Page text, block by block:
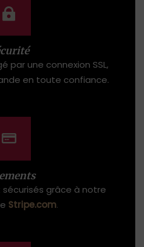
par une connexion SSL,
en toute confiance.
grâce à notre
Stripe.com.